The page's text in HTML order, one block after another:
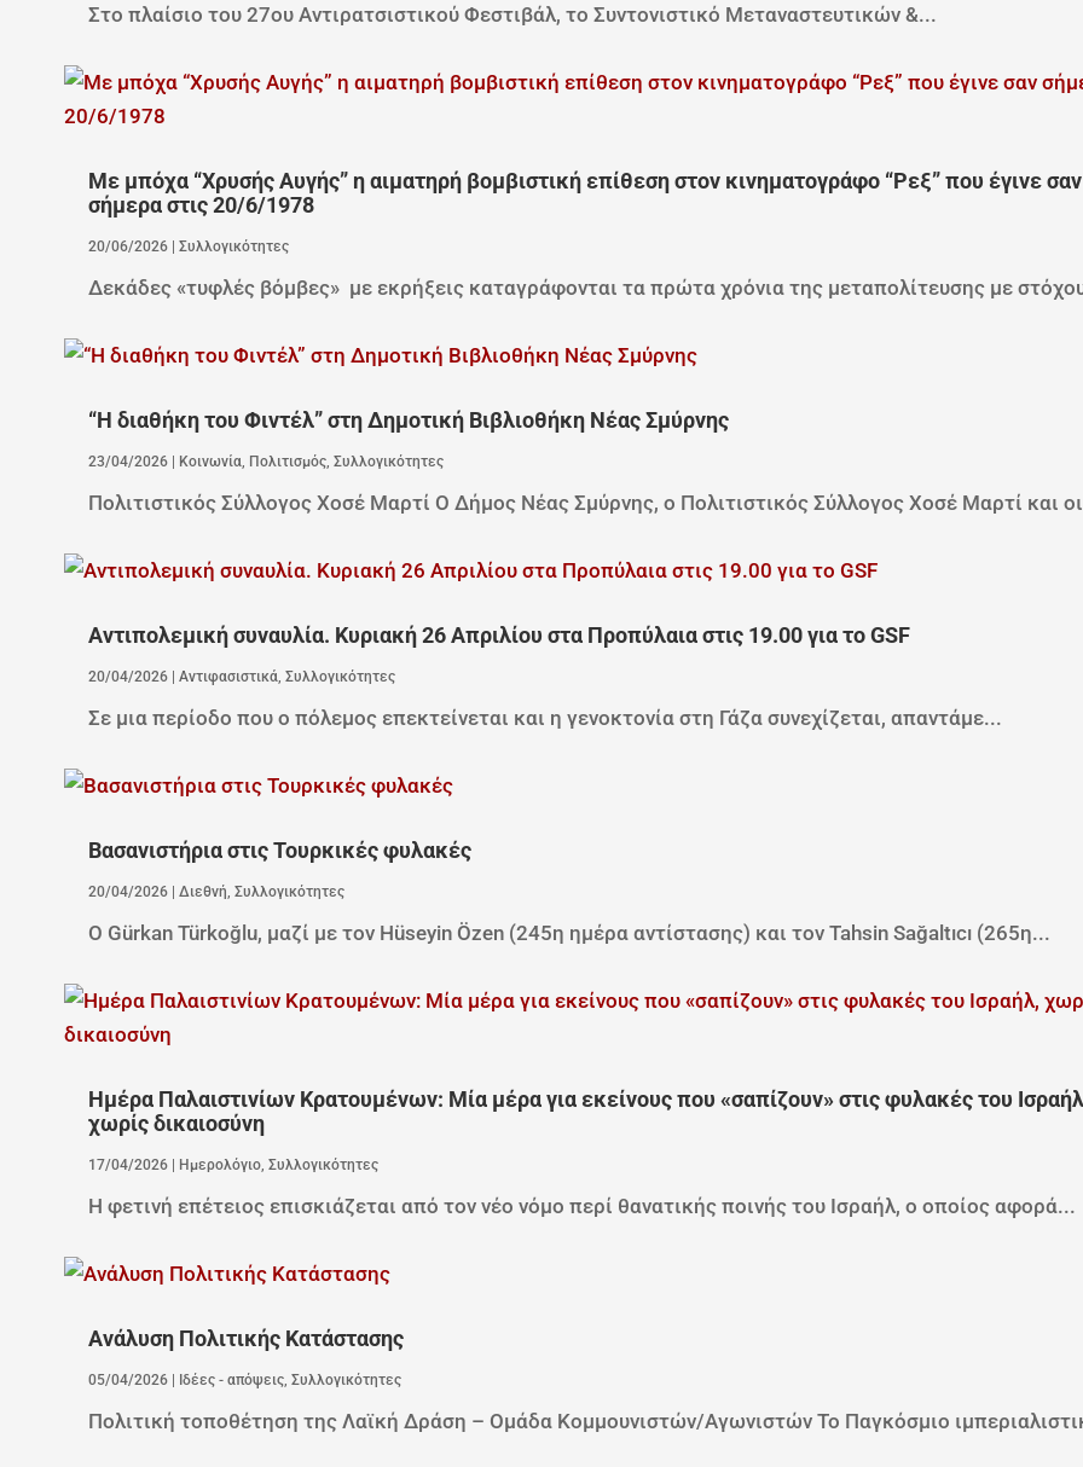
Στο πλαίσιο του 27ου Αντιρατσιστικού Φεστιβάλ, το Συντονιστικό Μεταναστευτικών &...
Με μπόχα “Χρυσής Αυγής” η αιματηρή βομβιστική επίθεση στον κινηματογράφο “Ρεξ” που έγινε σαν
σήμερα στις 20/6/1978
20/06/2026| Συλλογικότητες
Δεκάδες «τυφλές βόμβες» με εκρήξεις καταγράφονται τα πρώτα χρόνια της μεταπολίτευσης με
“Η διαθήκη του Φιντέλ” στη Δημοτική Βιβλιοθήκη Νέας Σμύρνης
23/04/2026| Κοινωνία, Πολιτισμός, Συλλογικότητες
Πολιτιστικός Σύλλογος Χοσέ Μαρτί Ο Δήμος Νέας Σμύρνης, ο Πολιτιστικός Σύλλογος Χοσέ Μαρτί και
Αντιπολεμική συναυλία. Κυριακή 26 Απριλίου στα Προπύλαια στις 19.00 για το GSF
20/04/2026| Αντιφασιστικά, Συλλογικότητες
Σε μια περίοδο που ο πόλεμος επεκτείνεται και η γενοκτονία στη Γάζα συνεχίζεται, απαντάμε...
Βασανιστήρια στις Τουρκικές φυλακές
20/04/2026| Διεθνή Συλλογικότητες
Ο Gürkan Türkoğlu, μαζί με τον Hüseyin Özen (245η ημέρα αντίστασης) και τον Tahsin Sağaltıcı (265η...
Ημέρα Παλαιστινίων Κρατουμένων: Μία μέρα για εκείνους που «σαπίζουν» στις φυλακές του
χωρίς δικαιοσύνη
17/04/2026| Ημερολόγιο, Συλλογικότητες
Η φετινή επέτειος επισκιάζεται από τον νέο νόμο περί θανατικής ποινής του Ισραήλ, ο οποίος αφορά...
Ανάλυση Πολιτικής Κατάστασης
05/04/2026| Ιδέες - απόψεις, Συλλογικότητες
Πολιτική τοποθέτηση της Λαϊκή Δράση – Ομάδα Κομμουνιστών/Αγωνιστών Το Παγκόσμιο